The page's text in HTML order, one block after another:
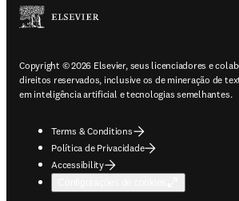
Copyright © 2026 Elsevier, seus licenciadores e
direitos reservados, inclusive os de mineração de
em inteligência artificial e tecnologias semelhantes.
Terms & Conditions
Política de Privacidade
Accessibility